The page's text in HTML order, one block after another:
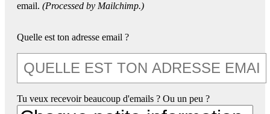
email. (Processed by Mailchimp.)
Quelle est ton adresse email ?
Tu veux recevoir beaucoup d'emails ? Ou un peu ?